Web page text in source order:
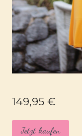
149,95 €
Jetzt kaufen